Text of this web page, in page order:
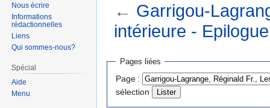
← Garrigou-
intérieure - Epilogue
Aller
navigation
Aller
recherche
Pages liées
Page :
sélection
Nous écrire
Informations
rédactionnelles
Liens
Qui sommes-nous?
Spécial
Aide
Menu